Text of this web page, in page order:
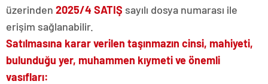
üzerinden 2025/4 SATIŞ sayılı dosya numarası ile
erişim sağlanabilir.
Satılmasına karar verilen taşınmazın cinsi, mahiyeti,
bulunduğu yer, muhammen kıymeti ve önemli
vasıfları: